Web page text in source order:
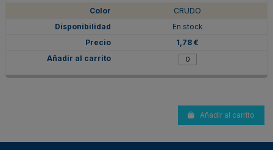
CRUDO
En stock
1,78 €
Añadir al carrito